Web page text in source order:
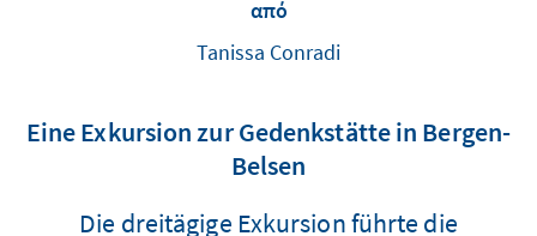
από
Tanissa Conradi
Eine Exkursion zur Gedenkstätte in Bergen-
Belsen
Die dreitägige Exkursion führte die